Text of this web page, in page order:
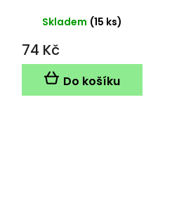
Skladem (15 ks)
74 Kč
Do košíku